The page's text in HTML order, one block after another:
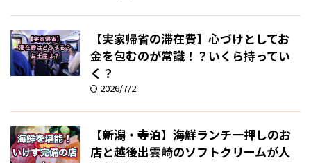
【実家帰省の滞在費】心づけとしてお
金を包むのが常識！？いくら持ってい
く？
2026/7/2
【新潟・寺泊】海鮮ランチ一押しのお
店と越後出雲崎のソフトクリームが人